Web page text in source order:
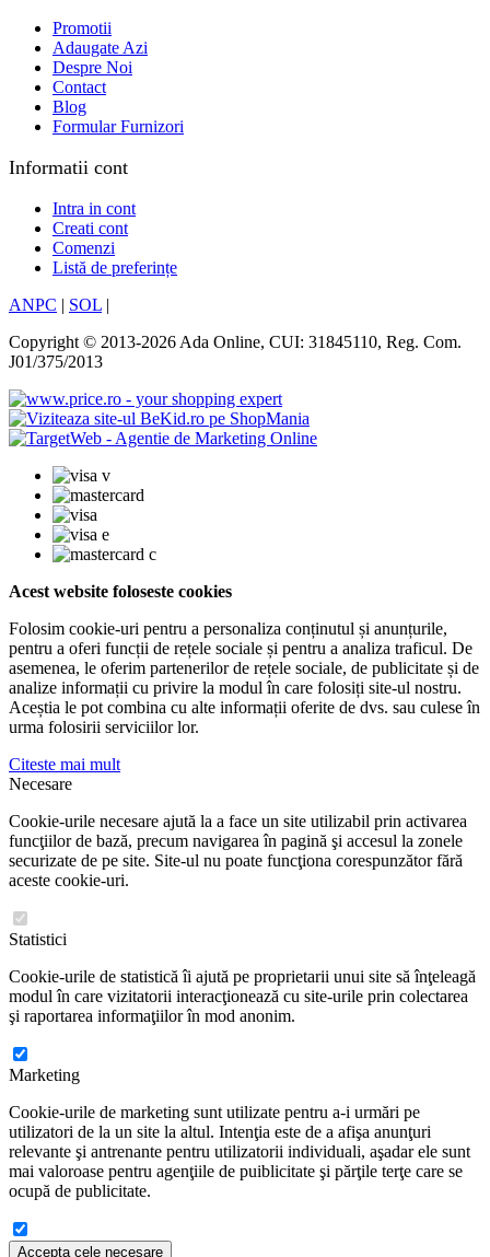
Promotii
Adaugate Azi
Despre Noi
Contact
Blog
Formular Furnizori
Informatii cont
Intra in cont
Creati cont
Comenzi
Listă de preferințe
ANPC | SOL |
Copyright © 2013-2026 Ada Online, CUI: 31845110, Reg. Com.
J01/375/2013
Acest website foloseste cookies
Folosim cookie-uri pentru a personaliza conținutul și anunțurile,
pentru a oferi funcții de rețele sociale și pentru a analiza traficul. De
asemenea, le oferim partenerilor de rețele sociale, de publicitate și de
analize informații cu privire la modul în care folosiți site-ul nostru.
Aceștia le pot combina cu alte informații oferite de dvs. sau culese în
urma folosirii serviciilor lor.
Citeste mai mult
Necesare
Cookie-urile necesare ajută la a face un site utilizabil prin activarea
funcţiilor de bază, precum navigarea în pagină şi accesul la zonele
securizate de pe site. Site-ul nu poate funcţiona corespunzător fără
aceste cookie-uri.
Statistici
Cookie-urile de statistică îi ajută pe proprietarii unui site să înţeleagă
modul în care vizitatorii interacţionează cu site-urile prin colectarea
şi raportarea informaţiilor în mod anonim.
Marketing
Cookie-urile de marketing sunt utilizate pentru a-i urmări pe
utilizatori de la un site la altul. Intenţia este de a afişa anunţuri
relevante şi antrenante pentru utilizatorii individuali, aşadar ele sunt
mai valoroase pentru agenţiile de puiblicitate şi părţile terţe care se
ocupă de publicitate.
Accepta cele necesare